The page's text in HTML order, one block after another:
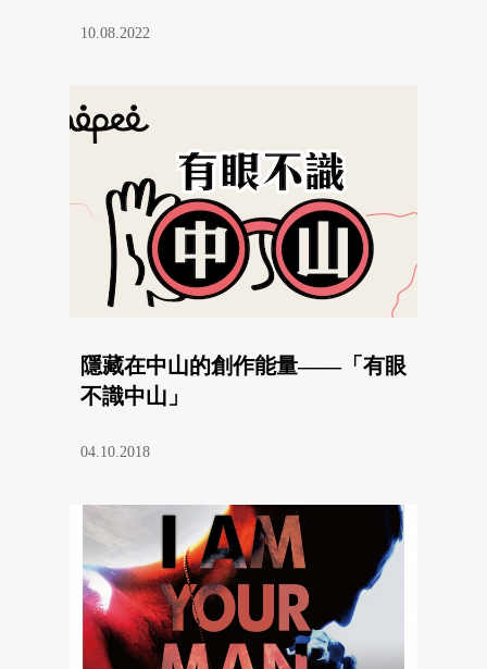
10.08.2022
隱藏在中山的創作能量——「有眼
不識中山」
04.10.2018